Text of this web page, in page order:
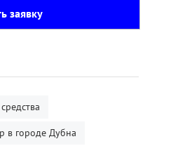
заявку
в городе Дубна